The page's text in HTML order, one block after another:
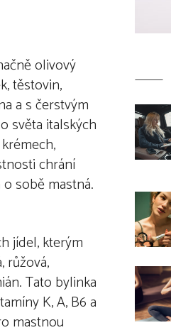
olivový
těstovin,
a s čerstvým
světa italských
chrání
sobě mastná.
jídel, kterým
růžová,
Tato bylinka
K, A, B6 a
mastnou